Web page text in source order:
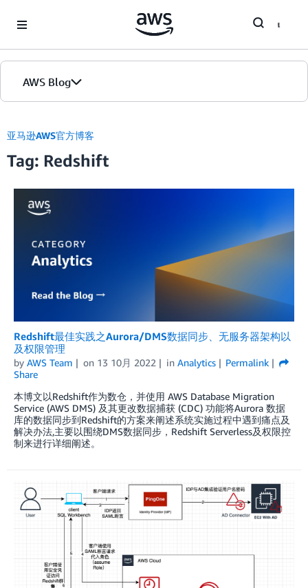
AWS Blog
首页
版本
亚马逊AWS官方博客
Tag: Redshift
Redshift最佳实践之Aurora/DMS数据同步、无服务器架构以
及权限管理
by AWS Team on 13 10月 2022 in Analytics
Permalink
Share
本博文以Redshift作为数仓，并使用 AWS Database Migration
Service (AWS DMS) 及其更改数据捕获 (CDC) 功能将Aurora 数据
库的数据同步到Redshift的方案来阐述系统实施过程中遇到痛点及
解决办法,主要以围绕DMS数据同步，Redshift Serverless及权限控
制来进行详细阐述。